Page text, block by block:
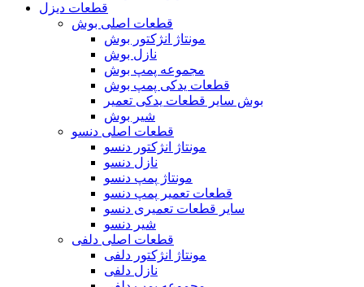
قطعات دیزل
قطعات اصلی بوش
مونتاژ انژکتور بوش
نازل بوش
مجموعه پمپ بوش
قطعات یدکی پمپ بوش
بوش سایر قطعات یدکی تعمیر
شیر بوش
قطعات اصلی دنسو
مونتاژ انژکتور دنسو
نازل دنسو
مونتاژ پمپ دنسو
قطعات تعمیر پمپ دنسو
سایر قطعات تعمیری دنسو
شیر دنسو
قطعات اصلی دلفی
مونتاژ انژکتور دلفی
نازل دلفی